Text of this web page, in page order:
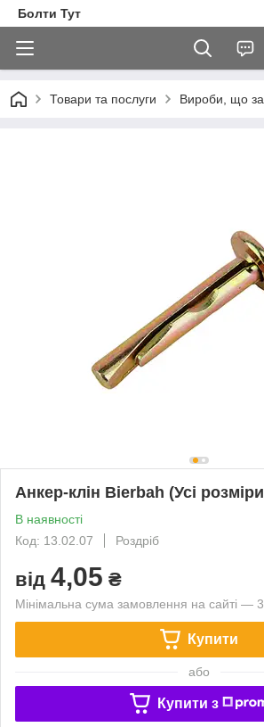
Болти Тут
Товари та послуги Вироби, що
Анкер-клін Bierbah (Усі
В наявності
Код: 13.02.07
Роздріб
від 4,05 ₴
Мінімальна сума замовлення на сайті —
Купити
або
Купити з